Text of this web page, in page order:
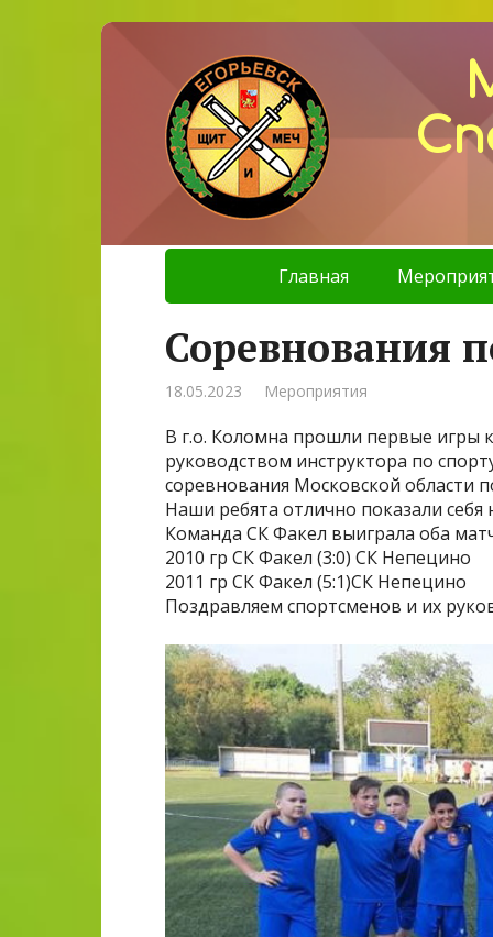
Главная
Соревнования
18.05.2023 Мероприятия
В г.о. Коломна прошли первые
руководством инструктора по
соревнования Московской области
Наши ребята отлично показали себя
Команда СК Факел выиграла оба
2010 гр СК Факел (3:0) СК Непецино
2011 гр СК Факел (5:1)СК Непецино
Поздравляем спортсменов и их